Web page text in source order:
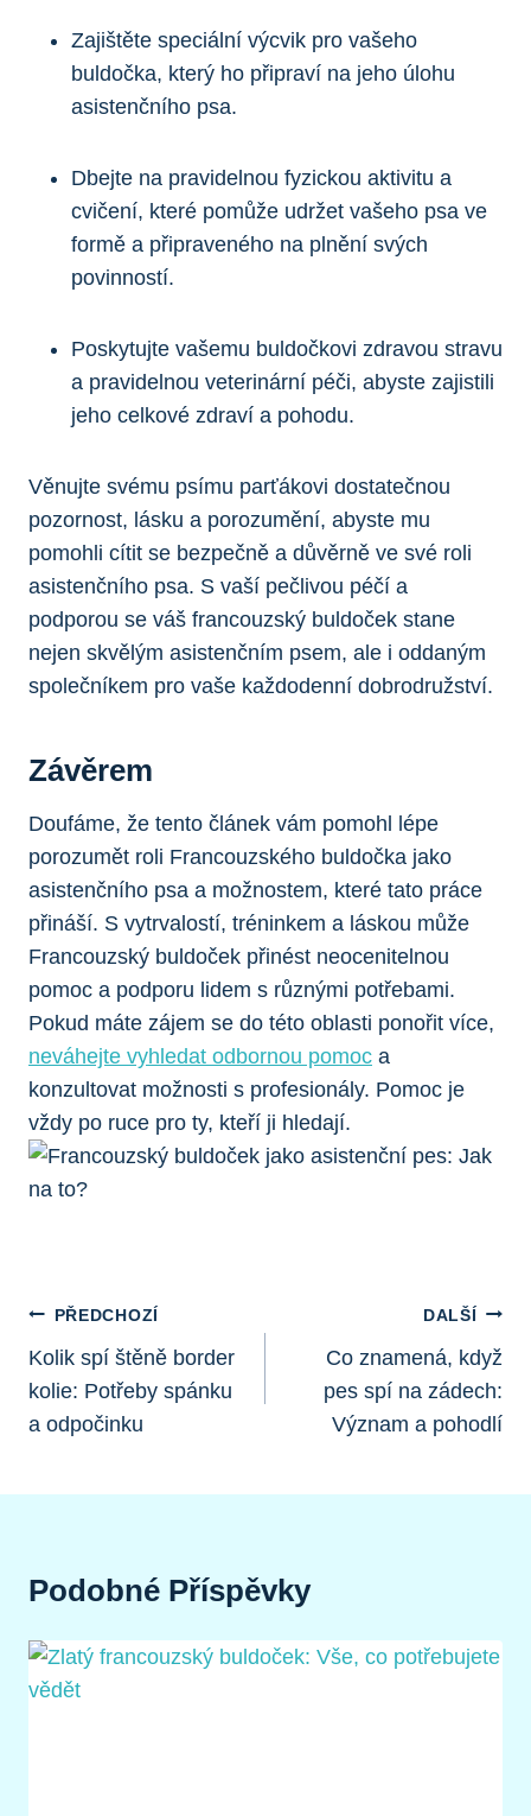
Zajištěte speciální výcvik pro vašeho
buldočka, který ho připraví na jeho úlohu
asistenčního psa.
Dbejte na pravidelnou fyzickou aktivitu a
cvičení, které pomůže udržet vašeho psa ve
formě a připraveného na plnění svých
povinností.
Poskytujte vašemu buldočkovi zdravou stravu
a pravidelnou veterinární péči, abyste zajistili
jeho celkové zdraví a pohodu.
Věnujte svému psímu parťákovi dostatečnou
pozornost, lásku a porozumění, abyste mu
pomohli cítit se bezpečně a důvěrně ve své roli
asistenčního psa. S vaší pečlivou péčí a
podporou se váš francouzský buldoček stane
nejen skvělým asistenčním psem, ale i oddaným
společníkem pro vaše každodenní dobrodružství.
Závěrem
Doufáme, že tento článek vám pomohl lépe
porozumět roli Francouzského buldočka jako
asistenčního psa a možnostem, které tato práce
přináší. S vytrvalostí, tréninkem a láskou může
Francouzský buldoček přinést neocenitelnou
pomoc a podporu lidem s různými potřebami.
Pokud máte zájem se do této oblasti ponořit více,
neváhejte vyhledat odbornou pomoc a
konzultovat možnosti s profesionály. Pomoc je
vždy po ruce pro ty, kteří ji hledají.
Navigace
Pro
Příspěvek
PŘEDCHOZÍ
Kolik spí štěně border
kolie: Potřeby spánku
a odpočinku
DALŠÍ
Co znamená, když
pes spí na zádech:
Význam a pohodlí
Podobné Příspěvky